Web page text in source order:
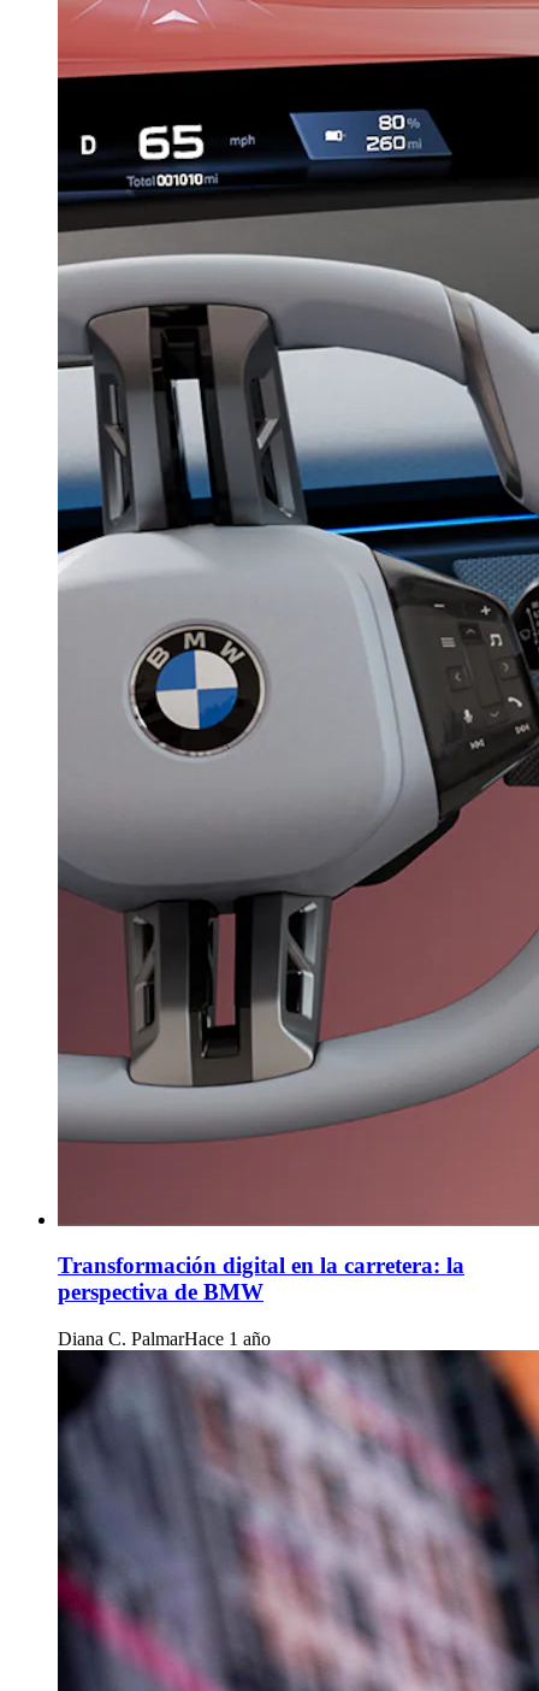
Transformación digital en la carretera: la
perspectiva de BMW
Diana C. PalmarHace 1 año